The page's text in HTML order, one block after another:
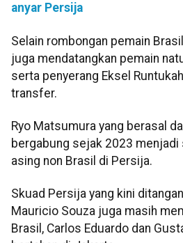
anyar Persija
Selain rombongan pemain
juga mendatangkan pemain
serta penyerang Eksel
transfer.
Ryo Matsumura yang berasal
bergabung sejak 2023
asing non Brasil di Persija.
Skuad Persija yang kini
Mauricio Souza juga masih
Brasil, Carlos Eduardo dan